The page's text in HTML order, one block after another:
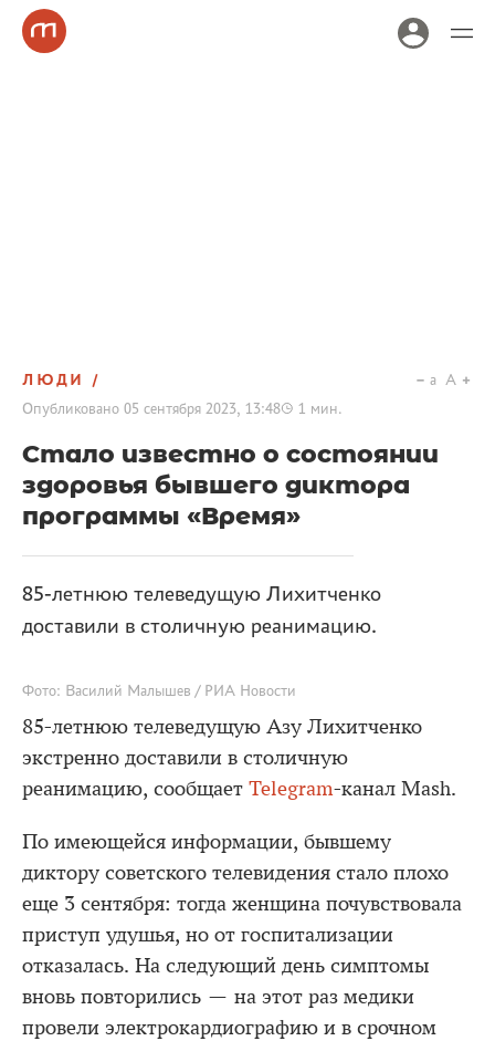
ЛЮДИ
Опубликовано 05 сентября 2023, 13:48 1 мин.
a A
Стало известно о состоянии
здоровья бывшего диктора
программы «Время»
85-летнюю телеведущую Лихитченко
доставили в столичную реанимацию.
Фото: Василий Малышев / РИА Новости
85-летнюю телеведущую Азу Лихитченко
экстренно доставили в столичную
реанимацию, сообщает Telegram-канал Mash.
По имеющейся информации, бывшему
диктору советского телевидения стало плохо
еще 3 сентября: тогда женщина почувствовала
приступ удушья, но от госпитализации
отказалась. На следующий день симптомы
вновь повторились — на этот раз медики
провели электрокардиографию и в срочном